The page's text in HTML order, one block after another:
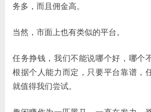
一
匹
黑
任
务多，而且佣金高。
当然，市面上也有类似的平台。
任务挣钱，我们不能说哪个好，哪个
根据个人能力而定，只要平台靠谱，
就值得我们尝试。